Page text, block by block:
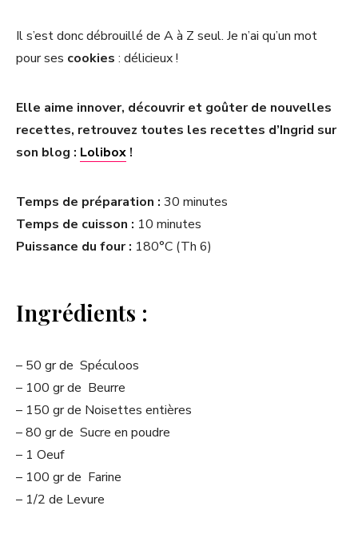
Il s’est donc débrouillé de A à Z seul. Je n’ai qu’un mot
pour ses cookies : délicieux !
Elle aime innover, découvrir et goûter de nouvelles
recettes, retrouvez toutes les recettes d’Ingrid sur
son blog : Lolibox !
Temps de préparation : 30 minutes
Temps de cuisson : 10 minutes
Puissance du four : 180°C (Th 6)
Ingrédients :
– 50 gr de Spéculoos
– 100 gr de Beurre
– 150 gr de Noisettes entières
– 80 gr de Sucre en poudre
– 1 Oeuf
– 100 gr de Farine
– 1/2 de Levure